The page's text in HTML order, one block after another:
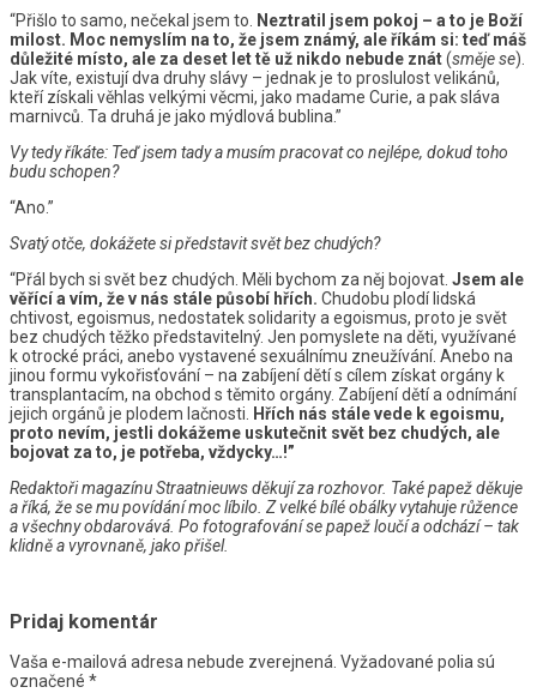
“Přišlo to samo, nečekal jsem to. Neztratil jsem pokoj – a to je Boží
milost. Moc nemyslím na to, že jsem známý, ale říkám si: teď máš
důležité místo, ale za deset let tě už nikdo nebude znát(směje se).
Jak víte, existují dva druhy slávy – jednak je to proslulost velikánů,
kteří získali věhlas velkými věcmi, jako madame Curie, a pak sláva
marnivců. Ta druhá je jako mýdlová bublina.”
Vy tedy říkáte: Teď jsem tady a musím pracovat co nejlépe, dokud toho
budu schopen?
“Ano.”
Svatý otče, dokážete si představit svět bez chudých?
“Přál bych si svět bez chudých. Měli bychom za něj bojovat. Jsem ale
věřící a vím, že v nás stále působí hřích. Chudobu plodí lidská
chtivost, egoismus, nedostatek solidarity a egoismus, proto je svět
bez chudých těžko představitelný. Jen pomyslete na děti, využívané
k otrocké práci, anebo vystavené sexuálnímu zneužívání. Anebo na
jinou formu vykořisťování – na zabíjení dětí s cílem získat orgány k
transplantacím, na obchod s těmito orgány. Zabíjení dětí a odnímání
jejich orgánů je plodem lačnosti. Hřích nás stále vede k egoismu,
proto nevím, jestli dokážeme uskutečnit svět bez chudých, ale
bojovat za to, je potřeba, vždycky…!”
Redaktoři magazínu Straatnieuws děkují za rozhovor. Také papež děkuje
a říká, že se mu povídání moc líbilo. Z velké bílé obálky vytahuje růžence
a všechny obdarovává. Po fotografování se papež loučí a odchází – tak
klidně a vyrovnaně, jako přišel.
Pridaj komentár
Vaša e-mailová adresa nebude zverejnená. Vyžadované polia sú
označené *